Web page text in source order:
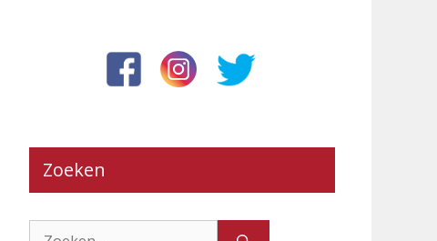
Zoeken